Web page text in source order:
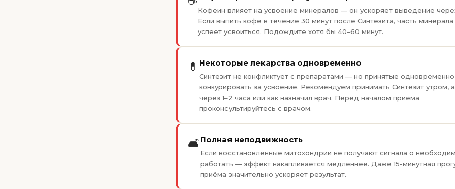
Кофеин влияет на усвоение минералов — он ускоряет выведение
Если выпить кофе в течение 30 минут после Синтезита, часть
успеет усвоиться. Подождите хотя бы 40–60 минут.
💊 Некоторые лекарства одновременно
Синтезит не конфликтует с препаратами — но принятые
конкурировать за усвоение. Рекомендуем принимать Синтезит утром,
через 1–2 часа или как назначил врач. Перед началом приёма
проконсультируйтесь с врачом.
🛋️Полная неподвижность
Если восстановленные митохондрии не получают сигнала о
работать — эффект накапливается медленнее. Даже 15-минутная
приёма значительно ускоряет результат.